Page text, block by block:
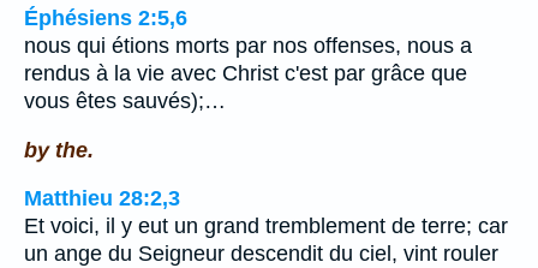
Éphésiens 2:5,6
nous qui étions morts par nos offenses, nous a
rendus à la vie avec Christ c'est par grâce que
vous êtes sauvés);…
by the.
Matthieu 28:2,3
Et voici, il y eut un grand tremblement de terre; car
un ange du Seigneur descendit du ciel, vint rouler